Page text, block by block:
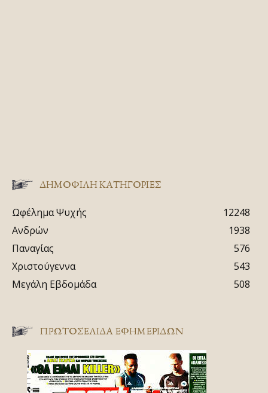
ΔΗΜΟΦΙΛΗ ΚΑΤΗΓΟΡΙΕΣ
Ωφέλημα Ψυχής
12248
Ανδρών
1938
Παναγίας
576
Χριστούγεννα
543
Μεγάλη Εβδομάδα
508
ΠΡΩΤΟΣΈΛΙΔΑ ΕΦΗΜΕΡΊΔΩΝ